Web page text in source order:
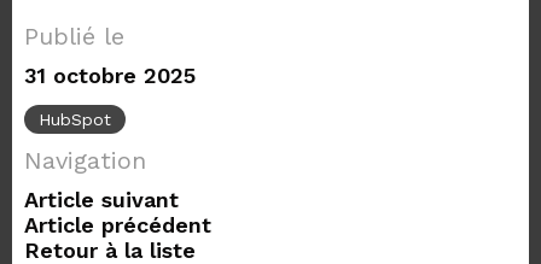
Publié le
31 octobre 2025
HubSpot
Navigation
Article suivant
Article précédent
Retour à la liste